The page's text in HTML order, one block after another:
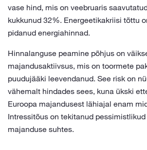
vase hind, mis on veebruaris
kukkunud 32%. Energeetikakriisi tõttu
pidanud energiahinnad.
Hinnalanguse peamine põhjus on
majandusaktiivsus, mis on toormete
puudujääki leevendanud. See risk on
vähemalt hindades sees, kuna ükski
Euroopa majandusest lähiajal enam
Intressitõus on tekitanud
majanduse suhtes.